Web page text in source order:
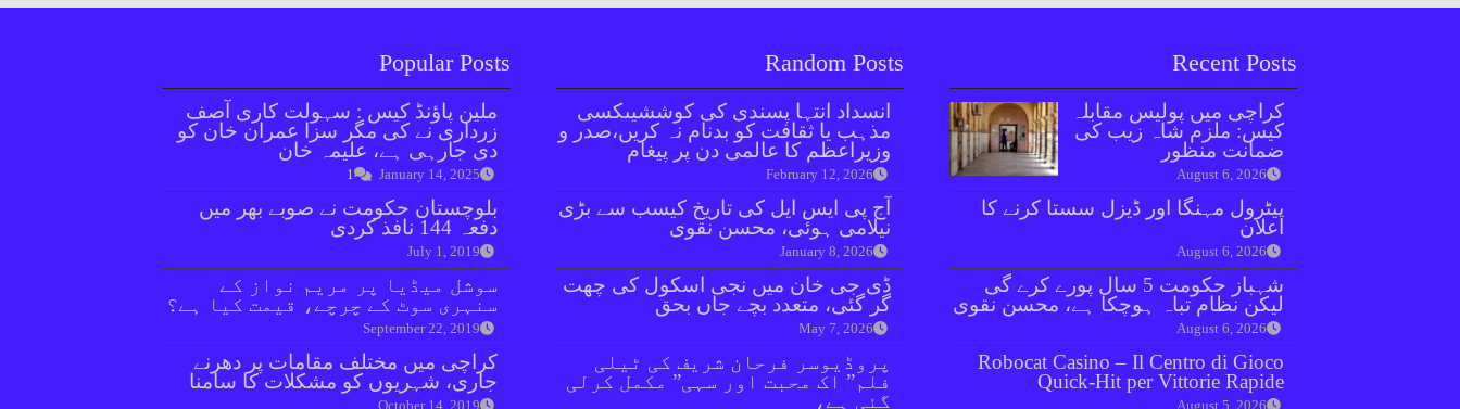
Popular Posts
ملین پاؤنڈ کیس : سہولت کاری آصف
زرداری نے کی مگر سزا عمران خان کو
دی جارہی ہے، علیمہ خان
January 14, 2025
1
بلوچستان حکومت نے صوبے بھر میں
دفعہ 144 نافذ کردی
July 1, 2019
سوشل میڈیا پر مریم نواز کے
سنہری سوٹ کے چرچے، قیمت کیا ہے؟
September 22, 2019
کراچی میں مختلف مقامات پر دھرنے
جاری، شہریوں کو مشکلات کا سامنا
October 14, 2019
Random Posts
انسداد انتہا پسندی کی کوششیںکسی
مذہب یا ثقافت کو بدنام نہ کریں،صدر و
وزیراعظم کا عالمی دن پر پیغام
February 12, 2026
آج پی ایس ایل کی تاریخ کیسب سے بڑی
نیلامی ہوئی، محسن نقوی
January 8, 2026
ڈی جی خان میں نجی اسکول کی چھت
گر گئی، متعدد بچے جاں بحق
May 7, 2026
پروڈیوسر فرحان شریف کی ٹیلی
فلم” اک محبت اور سہی” مکمل کرلی
گئی ہے،
Recent Posts
کراچی میں پولیس مقابلہ
کیس: ملزم شاہ زیب کی
ضمانت منظور
August 6, 2026
پیٹرول مہنگا اور ڈیزل سستا کرنے کا
اعلان
August 6, 2026
شہباز حکومت 5 سال پورے کرے گی
لیکن نظام تباہ ہوچکا ہے، محسن نقوی
August 6, 2026
Robocat Casino – Il Centro di Gioco
Quick‑Hit per Vittorie Rapide
August 5, 2026